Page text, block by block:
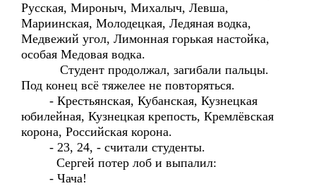
Русская, Мироныч, Михалыч, Левша,
Мариинская, Молодецкая, Ледяная водка,
Медвежий угол, Лимонная горькая настойка,
особая Медовая водка.
Студент продолжал, загибали пальцы.
Под конец всё тяжелее не повторяться.
- Крестьянская, Кубанская, Кузнецкая
юбилейная, Кузнецкая крепость, Кремлёвская
корона, Российская корона.
- 23, 24, - считали студенты.
Сергей потер лоб и выпалил:
- Чача!